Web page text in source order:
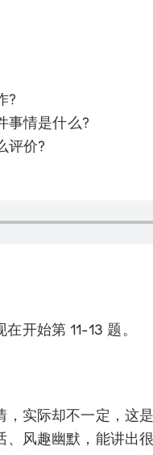
?
事情是什么?
评价?
开始第 11-13 题。
实际却不一定，这
风趣幽默，能讲出